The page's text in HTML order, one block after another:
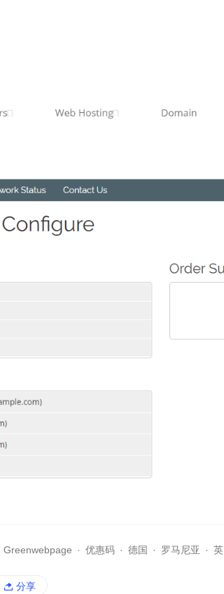
Greenwebpage · 优惠码 · 德国 · 罗马尼亚 ·
分享